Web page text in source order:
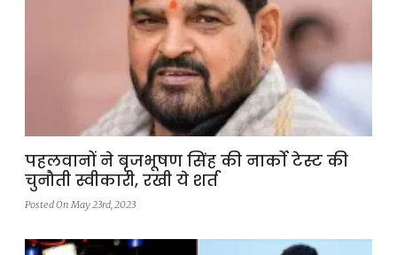
पहलवानों ने बृजभूषण सिंह की नार्को टेस्ट की
चुनौती स्वीकारी, रखी ये शर्त
Posted On May 23rd, 2023